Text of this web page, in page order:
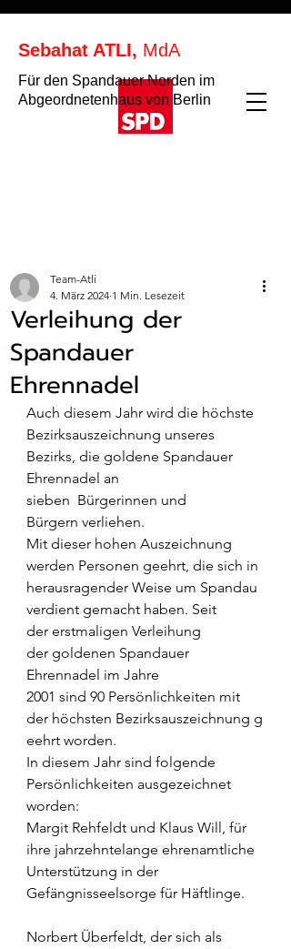
Sebahat ATLI, MdA
Für den Spandauer Norden im
Abgeordnetenhaus von Berlin
Verleihung der
Spandauer
Ehrennadel
Team-Atli
4. März 2024 1 Min. Lesezeit
Auch diesem Jahr wird die höchste
Bezirksauszeichnung unseres
Bezirks, die goldene Spandauer
Ehrennadel an
sieben  Bürgerinnen und
Bürgern verliehen.
Mit dieser hohen Auszeichnung
werden Personen geehrt, die sich in
herausragender Weise um Spandau
verdient gemacht haben. Seit
der erstmaligen Verleihung
der goldenen Spandauer
Ehrennadel im Jahre
2001 sind 90 Persönlichkeiten mit
der höchsten Bezirksauszeichnung g
eehrt worden.
In diesem Jahr sind folgende
Persönlichkeiten ausgezeichnet
worden:
Margit Rehfeldt und Klaus Will, für
ihre jahrzehntelange ehrenamtliche
Unterstützung in der
Gefängnisseelsorge für Häftlinge.
Norbert Überfeldt, der sich als